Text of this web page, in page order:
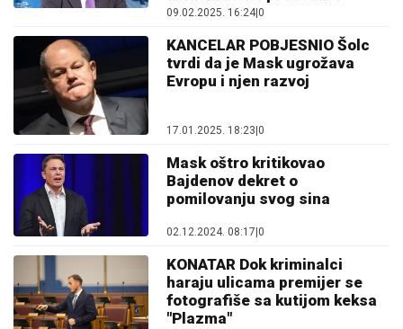
09.02.2025. 16:24 0
KANCELAR POBJESNIO Šolc
tvrdi da je Mask ugrožava
Evropu i njen razvoj
17.01.2025. 18:23 0
Mask oštro kritikovao
Bajdenov dekret o
pomilovanju svog sina
02.12.2024. 08:17 0
KONATAR Dok kriminalci
haraju ulicama premijer se
fotografiše sa kutijom keksa
"Plazma"